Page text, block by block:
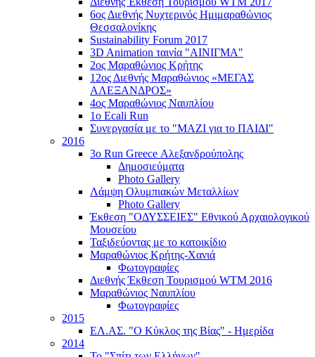
6ος Διεθνής Νυχτερινός Ημιμαραθώνιος
Θεσσαλονίκης
Sustainability Forum 2017
3D Animation ταινία "ΑΙΝΙΓΜΑ"
2ος Μαραθώνιος Κρήτης
12ος Διεθνής Μαραθώνιος «ΜΕΓΑΣ
ΑΛΕΞΑΝΔΡΟΣ»
4ος Μαραθώνιος Ναυπλίου
1ο Ecali Run
Συνεργασία με το "ΜΑΖΙ για το ΠΑΙΔΙ"
2016
3ο Run Greece Αλεξανδρούπολης
Δημοσιεύματα
Photo Gallery
Λάμψη Ολυμπιακών Μεταλλίων
Photo Gallery
Έκθεση "ΟΔΥΣΣΕΙΕΣ" Εθνικού Αρχαιολογικού
Μουσείου
Ταξιδεύοντας με το κατοικίδιο
Μαραθώνιος Κρήτης-Χανιά
Φωτογραφίες
Διεθνής Έκθεση Τουρισμού WTM 2016
Μαραθώνιος Ναυπλίου
Φωτογραφίες
2015
ΕΛ.ΑΣ. "Ο Κύκλος της Βίας" - Ημερίδα
2014